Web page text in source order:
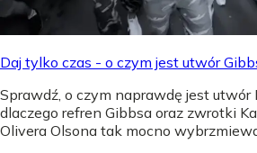
Daj tylko czas - o czym jest utwór
Sprawdź, o czym naprawdę jest utwór
dlaczego refren Gibbsa oraz zwrotki
Olivera Olsona tak mocno